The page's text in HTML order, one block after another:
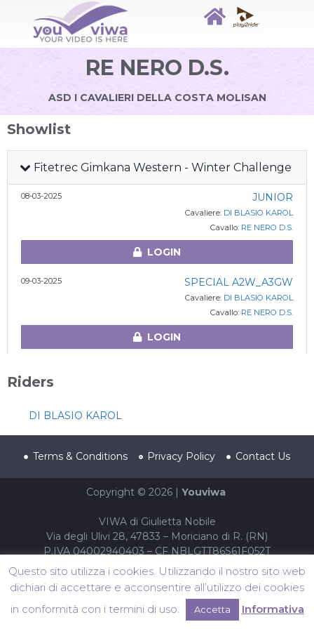
RE NERO D.S.
ASD I CAVALIERI DELLA COSTA MOLISAN
Showlist
Fitetrec Gimkana Western - Winter Challenge
08-03-2025 JUNIOR
Cavaliere: DI BLASIO KAROL
Cavallo: RE NERO D.S.
LOGIN
09-03-2025 SPECIAL A2W_A3GW
Cavaliere: DI BLASIO KAROL
Cavallo: RE NERO D.S.
LOGIN
Riders
DI BLASIO KAROL
Terms & Conditions Privacy Policy Contact Us
Copyright © 2026 | Youviwa
VIWA di Giulietta Nobile
Via degli Ulivi 28, 47833 – Moriciano di R. (RN)
P.IVA 04002940403 – CF NBLGTT86S61F052T
Questo sito utilizza i cookies. Utilizzando il nostro sito web
dichiari di accettare e acconsentire all’utilizzo dei cookies
in conformità con i termini di uso.
Accetta Informativa